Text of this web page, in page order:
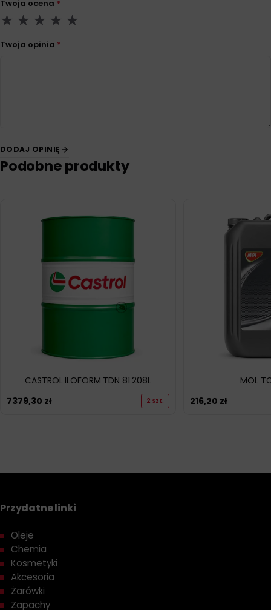
Twoja ocena *
Twoja opinia *
DODAJ OPINIĘ
Podobne produkty
CASTROL ILOFORM TDN 81 208L
7379,30 zł 2 szt.
MOL
216,20 zł
Przydatne linki
Oleje
Chemia
Kosmetyki
Akcesoria
Żarówki
Zapachy